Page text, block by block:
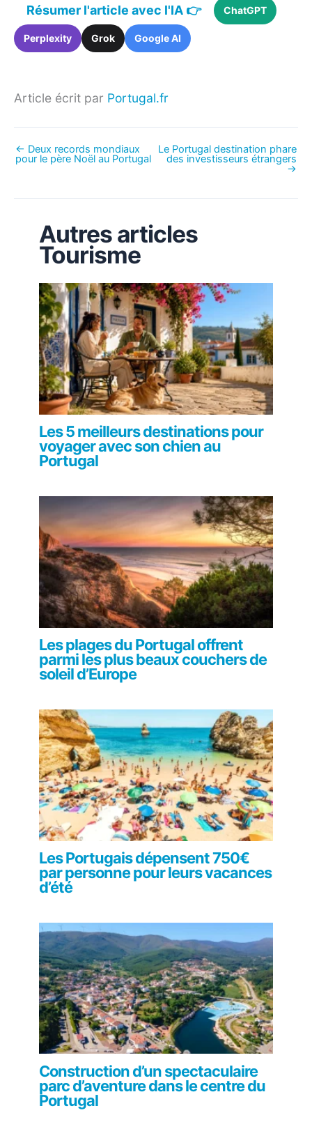
Résumer l'article avec l'IA 👉 ChatGPT
Perplexity Grok Google AI
Article écrit par Portugal.fr
← Deux records mondiaux
pour le père Noël au Portugal
Le Portugal destination phare
des investisseurs étrangers
→
Autres articles
Tourisme
Les 5 meilleurs destinations pour
voyager avec son chien au
Portugal
Les plages du Portugal offrent
parmi les plus beaux couchers de
soleil d’Europe
Les Portugais dépensent 750€
par personne pour leurs vacances
d’été
Construction d’un spectaculaire
parc d’aventure dans le centre du
Portugal